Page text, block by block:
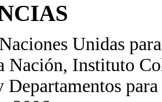
Unidas
Nación, Instituto